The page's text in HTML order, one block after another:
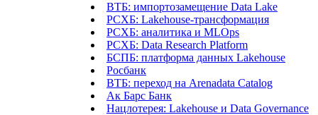
ВТБ: импортозамещение Data Lake
РСХБ: Lakehouse-трансформация
РСХБ: аналитика и MLOps
РСХБ: Data Research Platform
БСПБ: платформа данных Lakehouse
Росбанк
ВТБ: переход на Arenadata Catalog
Ак Барс Банк
Нацлотерея: Lakehouse и Data Governance